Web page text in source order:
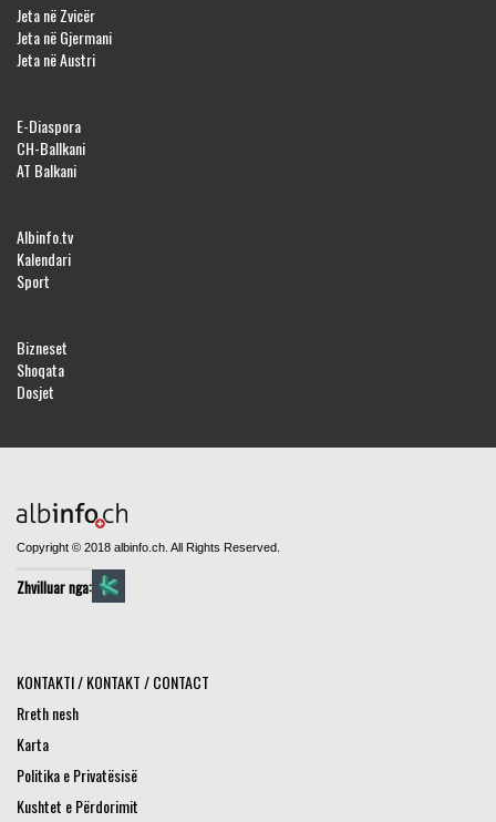
Jeta në Zvicër
Jeta në Gjermani
Jeta në Austri
E-Diaspora
CH-Ballkani
AT Balkani
Albinfo.tv
Kalendari
Sport
Bizneset
Shoqata
Dosjet
Copyright © 2018 albinfo.ch. All Rights Reserved.
Zhvilluar nga:
KONTAKTI / KONTAKT / CONTACT
Rreth nesh
Karta
Politika e Privatësisë
Kushtet e Përdorimit